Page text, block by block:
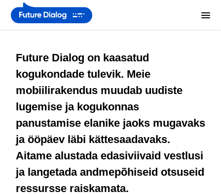
Future Dialog on kaasatud
kogukondade tulevik. Meie
mobiilirakendus muudab uudiste
lugemise ja kogukonnas
panustamise elanike jaoks mugavaks
ja ööpäev läbi kättesaadavaks.
Aitame alustada edasiviivaid vestlusi
ja langetada andmepõhiseid otsuseid
ressursse raiskamata.